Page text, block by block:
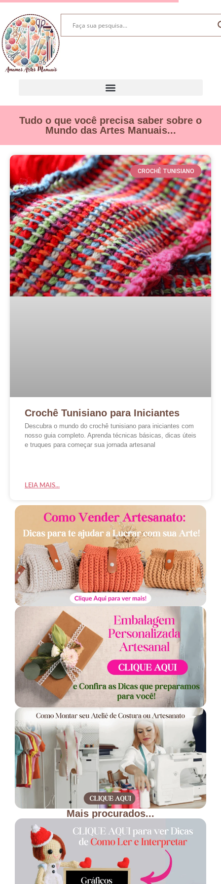
Tudo o que você precisa saber sobre o
Mundo das Artes Manuais...
CROCHÊ TUNISIANO
Crochê Tunisiano para Iniciantes
Descubra o mundo do crochê tunisiano para iniciantes com
nosso guia completo. Aprenda técnicas básicas, dicas úteis
e truques para começar sua jornada artesanal
LEIA MAIS...
Mais procurados...